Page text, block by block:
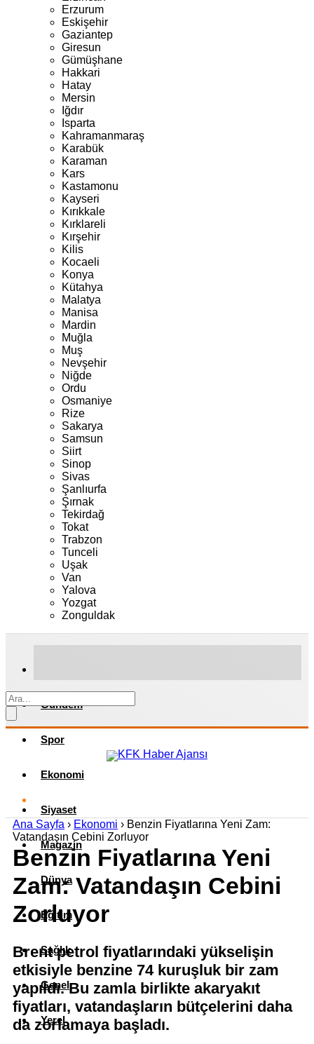
Erzurum
Eskişehir
Gaziantep
Giresun
Gümüşhane
Hakkari
Hatay
Mersin
Iğdır
Isparta
Kahramanmaraş
Karabük
Karaman
Kars
Kastamonu
Kayseri
Kırıkkale
Kırklareli
Kırşehir
Kilis
Kocaeli
Konya
Kütahya
Malatya
Manisa
Mardin
Muğla
Muş
Nevşehir
Niğde
Ordu
Osmaniye
Rize
Sakarya
Samsun
Siirt
Sinop
Sivas
Şanlıurfa
Şırnak
Tekirdağ
Tokat
Trabzon
Tunceli
Uşak
Van
Yalova
Yozgat
Zonguldak
Gündem
Spor
Ekonomi
Siyaset
Magazin
Dünya
Eğitim
Sağlık
Genel
Yerel
Ana Sayfa › Ekonomi › Benzin Fiyatlarına Yeni Zam:
Vatandaşın Cebini Zorluyor
Benzin Fiyatlarına Yeni
Zam: Vatandaşın Cebini
Zorluyor
Brent petrol fiyatlarındaki yükselişin
etkisiyle benzine 74 kuruşluk bir zam
yapıldı. Bu zamla birlikte akaryakıt
fiyatları, vatandaşların bütçelerini daha
da zorlamaya başladı.